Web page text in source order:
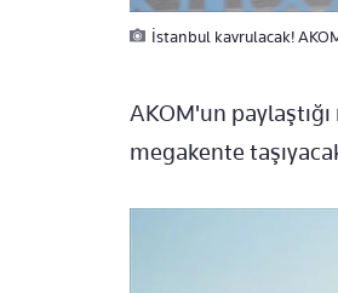
İstanbul kavrulacak!
AKOM'un
megakente